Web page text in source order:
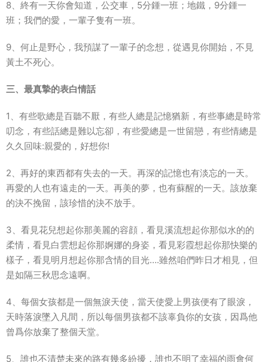
8、終有一天你會知道，公交車，5分鍾一班；地鐵，9分鍾一
班；我們的愛，一輩子隻有一班。
9、何止是野心，我預謀了一輩子的念想，從遇見你開始，不見
黃土不死心。
三、最真摯的表白情話
1、有些歌總是百聽不厭，有些人總是記憶猶新，有些事總是時常
叨念，有些話總是難以忘卻，有些愛總是一世留戀，有些情總是
久久回味:親愛的，好想你!
2、再好的東西都有失去的一天。再深的記憶也有淡忘的一天。
再愛的人也有遠走的一天。再美的夢，也有蘇醒的一天。該放棄
的決不挽留，該珍惜的決不放手。
3、看見花兒想起你那美麗的容顔，看見溪流想起你那似水的的
柔情，看見白雲想起你那婀娜的身姿，看見彩霞想起你那快樂的
樣子，看見明月想起你那含情的目光….雖然咱們昨日才相見，但
是如隔三秋思念遠啊。
4、每個女孩都是一個無淚天使，當天使愛上男孩便有了眼淚，
天時落淚墜入凡間，所以每個男孩都不該辜負你的女孩，因爲他
曾爲你放棄了整個天堂。
5、誰也不清楚未來的路有幾多紛擾，誰也不明了幸福的雨會何